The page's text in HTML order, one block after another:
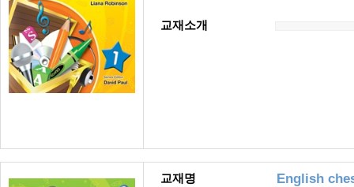
교재소개
교재명 English